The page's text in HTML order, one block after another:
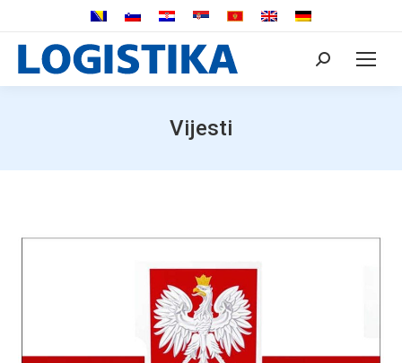
Search:
Vijesti